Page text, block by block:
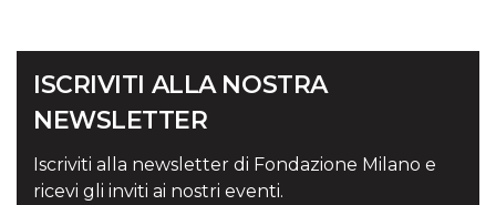
ISCRIVITI ALLA NOSTRA
NEWSLETTER
Iscriviti alla newsletter di Fondazione Milano e
ricevi gli inviti ai nostri eventi.